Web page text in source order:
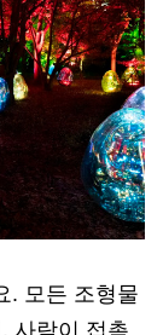
. 모든 조형물